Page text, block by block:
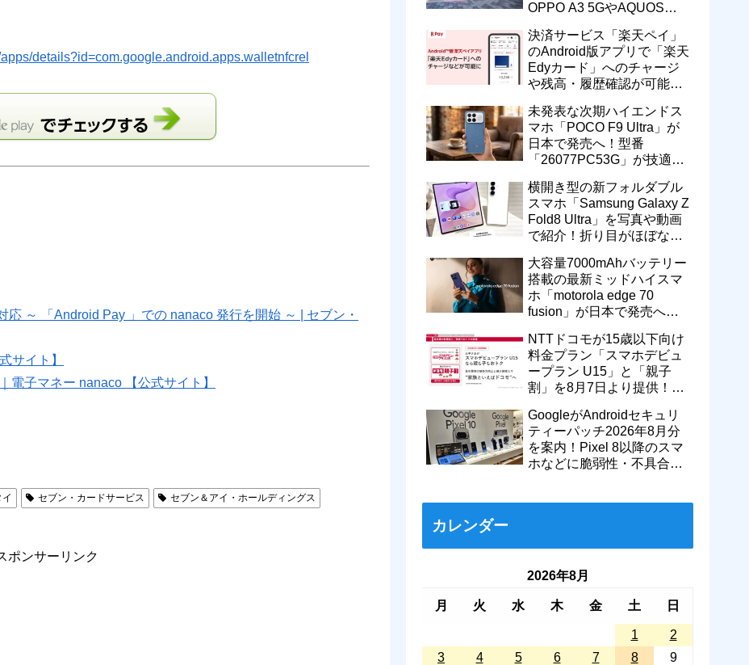
details?id=com.google.android.apps.walletnfcrel
～ 「Android Pay 」での nanaco 発行を開始 ～ | セブン・
サイト】
電子マネー nanaco 【公式サイト】
セブン・カードサービス
セブン＆アイ・ホールディングス
ポンサーリンク
OPPO A3 5GやAQUOS
対象
決済サービス「楽天ペイ」
のAndroid版アプリで「楽天
Edyカード」へのチャージ
や残高・履歴確認が可能
交換なども
未発表な次期ハイエンドス
マホ「POCO F9 Ultra」が
日本で発売へ！型番
「26077PC53G」が技適通
テリー搭載に
横開き型の新フォルダブル
スマホ「Samsung Galaxy Z
Fold8 Ultra」を写真や動画
で紹介！折り目がほぼない
ト】
大容量7000mAhバッテリー
搭載の最新ミッドハイスマ
ホ「motorola edge 70
fusion」が日本で発売へ！
過
NTTドコモが15歳以下向け
料金プラン「スマホデビュ
ープラン U15」と「親子
割」を8月7日より提供！親
550円割引に
GoogleがAndroidセキュリ
ティーパッチ2026年8月分
を案内！Pixel 8以降のスマ
ホなどに脆弱性・不具合の
カレンダー
2026年8月
月 火 水 木 金 土 日
1
2
3
4 5 6 7 8 9